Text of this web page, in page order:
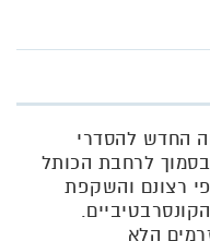
החדש להסדרי
לרחבת הכותל
רצונם והשקפת
הלא